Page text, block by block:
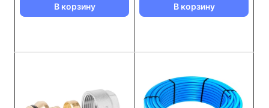
В корзину В корзину